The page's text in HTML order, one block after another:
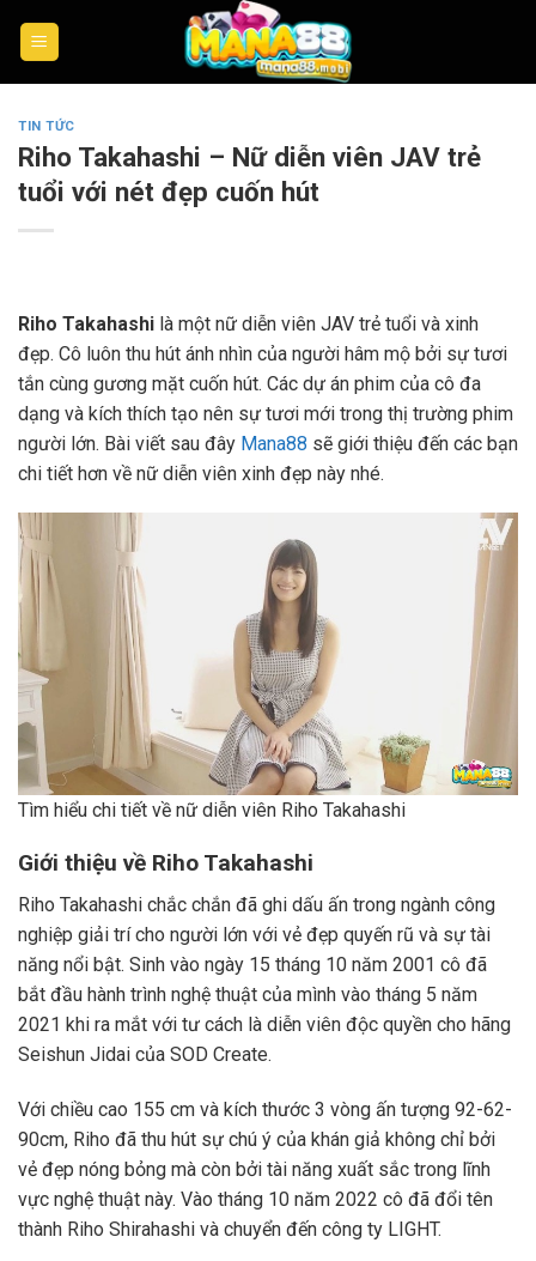
TIN TỨC
Riho Takahashi – Nữ diễn viên JAV trẻ
tuổi với nét đẹp cuốn hút
Riho Takahashi là một nữ diễn viên JAV trẻ tuổi và xinh
đẹp. Cô luôn thu hút ánh nhìn của người hâm mộ bởi sự tươi
tắn cùng gương mặt cuốn hút. Các dự án phim của cô đa
dạng và kích thích tạo nên sự tươi mới trong thị trường phim
người lớn. Bài viết sau đây Mana88 sẽ giới thiệu đến các bạn
chi tiết hơn về nữ diễn viên xinh đẹp này nhé.
Tìm hiểu chi tiết về nữ diễn viên Riho Takahashi
Giới thiệu về Riho Takahashi
Riho Takahashi chắc chắn đã ghi dấu ấn trong ngành công
nghiệp giải trí cho người lớn với vẻ đẹp quyến rũ và sự tài
năng nổi bật. Sinh vào ngày 15 tháng 10 năm 2001 cô đã
bắt đầu hành trình nghệ thuật của mình vào tháng 5 năm
2021 khi ra mắt với tư cách là diễn viên độc quyền cho hãng
Seishun Jidai của SOD Create.
Với chiều cao 155 cm và kích thước 3 vòng ấn tượng 92-62-
90cm, Riho đã thu hút sự chú ý của khán giả không chỉ bởi
vẻ đẹp nóng bỏng mà còn bởi tài năng xuất sắc trong lĩnh
vực nghệ thuật này. Vào tháng 10 năm 2022 cô đã đổi tên
thành Riho Shirahashi và chuyển đến công ty LIGHT.